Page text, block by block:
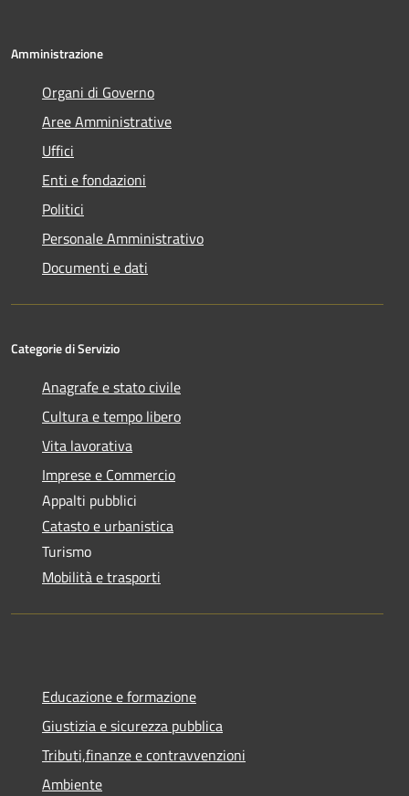
Amministrazione
Organi di Governo
Aree Amministrative
Uffici
Enti e fondazioni
Politici
Personale Amministrativo
Documenti e dati
Categorie di Servizio
Anagrafe e stato civile
Cultura e tempo libero
Vita lavorativa
Imprese e Commercio
Appalti pubblici
Catasto e urbanistica
Turismo
Mobilità e trasporti
Educazione e formazione
Giustizia e sicurezza pubblica
Tributi,finanze e contravvenzioni
Ambiente